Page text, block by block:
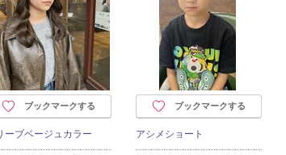
ブックマークする
ーブベージュカラー
ブックマークする
アシメショート